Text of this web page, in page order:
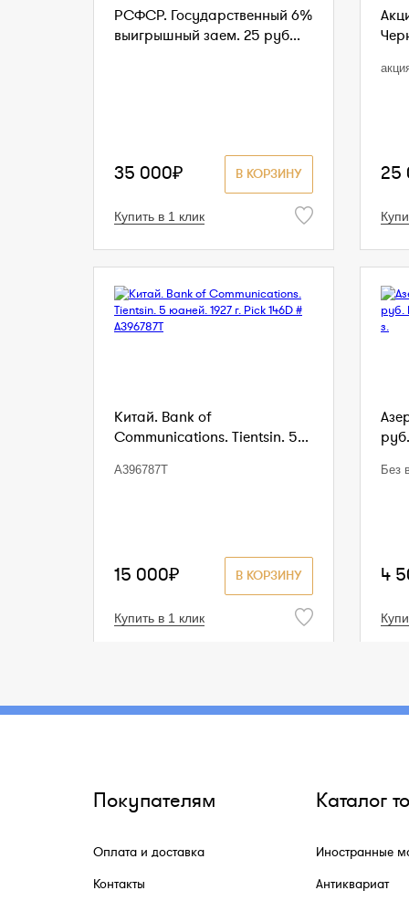
РСФСР. Государственный 6%
выигрышный заем. 25 руб...
В КОРЗИНУ
35 000₽
Купить в 1 клик
25
Китай. Bank of
Communications. Tientsin. 5...
A396787T
В КОРЗИНУ
15 000₽
Купить в 1 клик
Без
4
Покупателям
Оплата и доставка
Контакты
Каталог
Иностранные
Антиквариат